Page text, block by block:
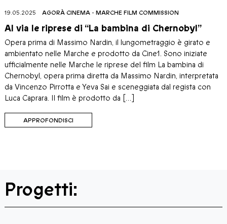
19.05.2025 AGORÀ CINEMA - MARCHE FILM COMMISSION
Al via le riprese di “La bambina di Chernobyl”
Opera prima di Massimo Nardin, il lungometraggio è girato e
ambientato nelle Marche e prodotto da Cine1. Sono iniziate
ufficialmente nelle Marche le riprese del film La bambina di
Chernobyl, opera prima diretta da Massimo Nardin, interpretata
da Vincenzo Pirrotta e Yeva Sai e sceneggiata dal regista con
Luca Caprara. Il film è prodotto da […]
APPROFONDISCI
Progetti: